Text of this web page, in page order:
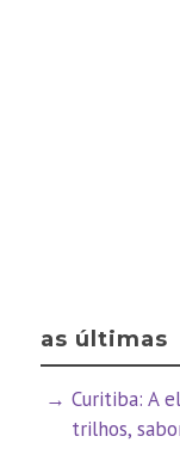
as últimas
Curitiba: A
trilhos,